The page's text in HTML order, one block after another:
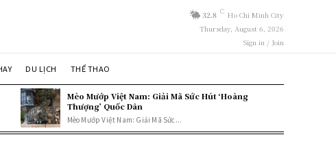
32.8 C Ho Chi Minh City
Thursday, August 6, 2026
Sign in / Join
DU LỊCH THỂ THAO
Mèo Mướp Việt Nam: Giải Mã Sức Hút ‘Hoàng
Thượng’ Quốc Dân
Mèo Mướp Việt Nam: Giải Mã Sức...